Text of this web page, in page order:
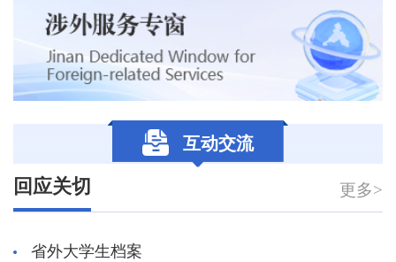
互动交流
回应关切 更多>
省外大学生档案